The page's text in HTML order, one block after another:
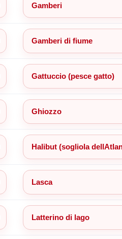
Gamberi
Gamberi di fiume
Gattuccio (pesce gatto)
Ghiozzo
Halibut (sogliola
Lasca
Latterino di lago